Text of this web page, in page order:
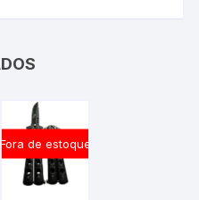
Fora de estoque